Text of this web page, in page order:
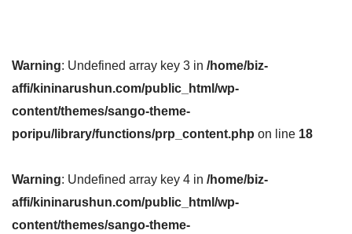
Warning: Undefined array key 3 in /home/biz-
affi/kininarushun.com/public_html/wp-
content/themes/sango-theme-
poripu/library/functions/prp_content.php on line 18
Warning: Undefined array key 4 in /home/biz-
affi/kininarushun.com/public_html/wp-
content/themes/sango-theme-